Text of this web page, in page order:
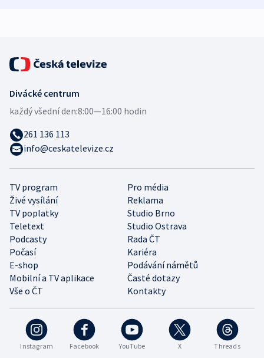
Instagram Facebook YouTube X Threads
TV program
Pro média
Živé vysílání
Reklama
TV poplatky
Studio Brno
Teletext
Studio Ostrava
Podcasty
Rada ČT
Počasí
Kariéra
E-shop
Podávání námětů
Mobilní a TV aplikace
Časté dotazy
Vše o ČT
Kontakty
Divácké centrum
každý všední den:8:00—16:00 hodin
261 136 113
info@ceskatelevize.cz